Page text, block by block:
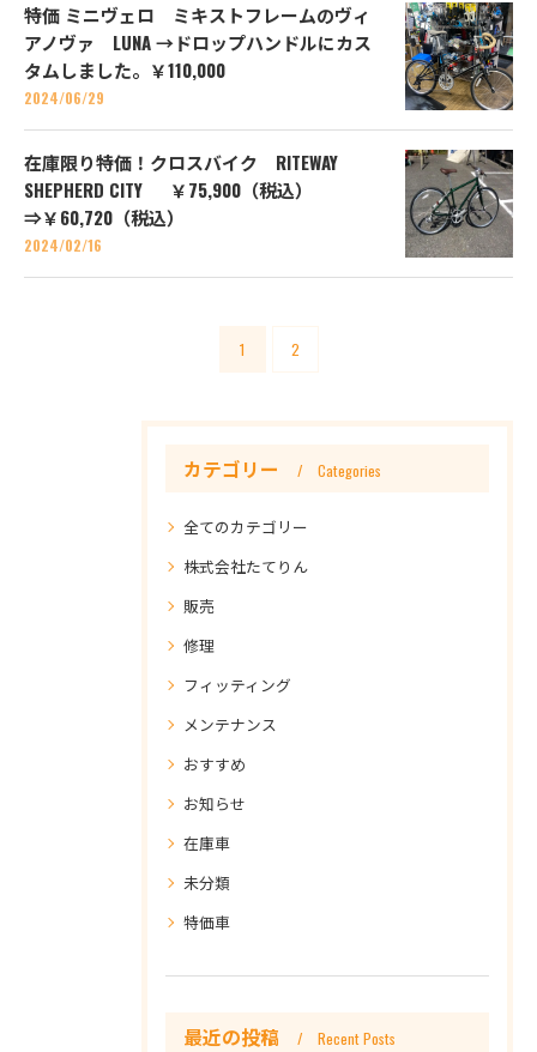
特価 ミニヴェロ ミキストフレームのヴィ
アノヴァ LUNA →ドロップハンドルにカス
タムしました。￥110,000
2024/06/29
在庫限り特価！クロスバイク RITEWAY
SHEPHERD CITY ￥75,900（税込）
⇒￥60,720（税込）
2024/02/16
1 2
カテゴリー Categories
全てのカテゴリー
株式会社たてりん
販売
修理
フィッティング
メンテナンス
おすすめ
お知らせ
在庫車
未分類
特価車
最近の投稿 Recent Posts